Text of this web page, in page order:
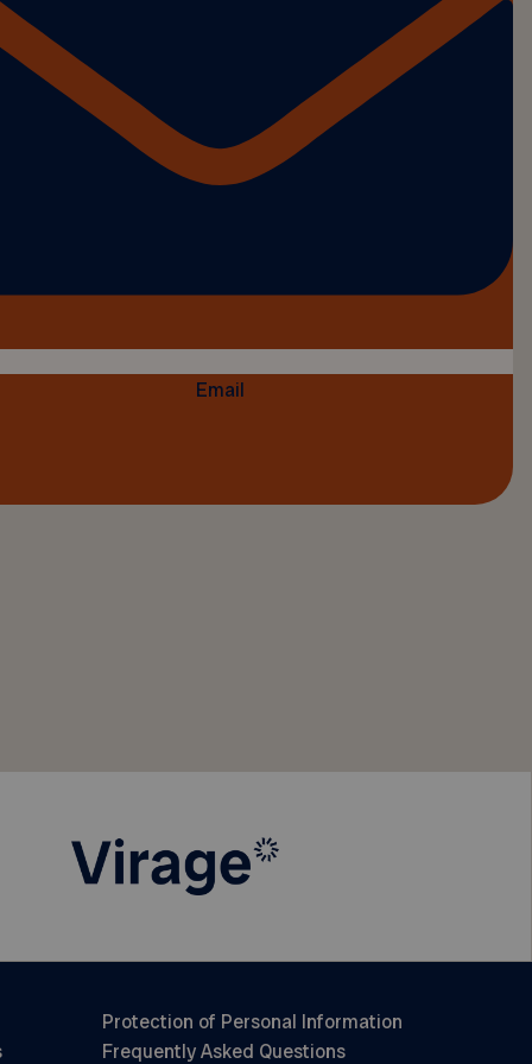
Email
Protection of Personal Information
Frequently Asked Questions